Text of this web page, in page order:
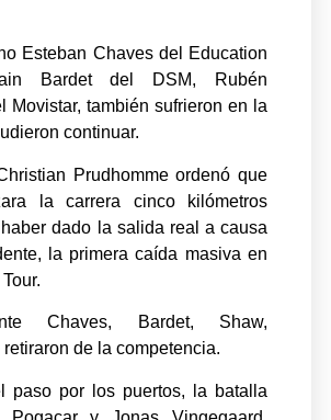
Esteban Chaves del Education
Bardet del DSM, Rubén
Movistar, también sufrieron en la
continuar.
Prudhomme ordenó que
la carrera cinco kilómetros
dado la salida real a causa
la primera caída masiva en
Chaves, Bardet, Shaw,
de la competencia.
paso por los puertos, la batalla